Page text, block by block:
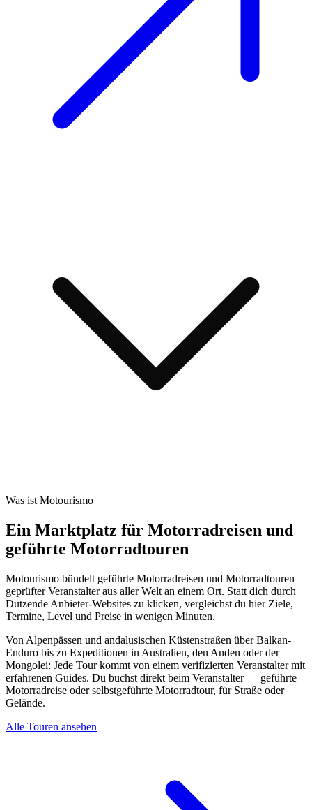
Was ist Motourismo
Ein Marktplatz für Motorradreisen und
geführte Motorradtouren
Motourismo bündelt geführte Motorradreisen und Motorradtouren
geprüfter Veranstalter aus aller Welt an einem Ort. Statt dich durch
Dutzende Anbieter-Websites zu klicken, vergleichst du hier Ziele,
Termine, Level und Preise in wenigen Minuten.
Von Alpenpässen und andalusischen Küstenstraßen über Balkan-
Enduro bis zu Expeditionen in Australien, den Anden oder der
Mongolei: Jede Tour kommt von einem verifizierten Veranstalter mit
erfahrenen Guides. Du buchst direkt beim Veranstalter — geführte
Motorradreise oder selbstgeführte Motorradtour, für Straße oder
Gelände.
Alle Touren ansehen